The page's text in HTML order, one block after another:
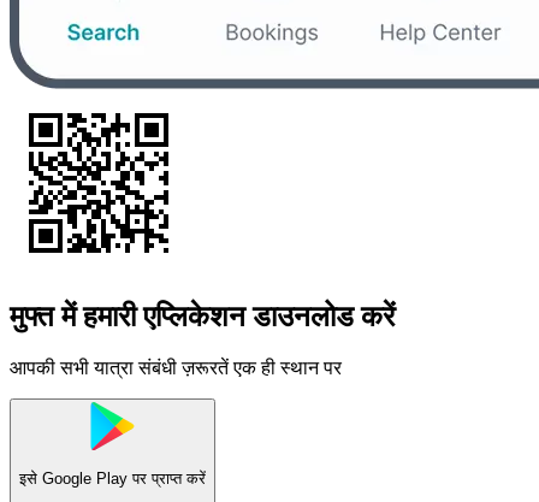
मुफ्त में हमारी एप्लिकेशन डाउनलोड करें
आपकी सभी यात्रा संबंधी ज़रूरतें एक ही स्थान पर
इसे Google Play पर प्राप्त करें